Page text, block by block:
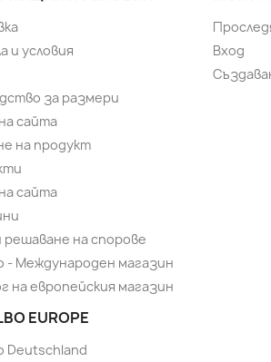
и условия
за размери
сайта
на продукт
сайта
решаване на спорове
- Международен магазин
на европейския магазин
EUROPE
Deutschland
Вход